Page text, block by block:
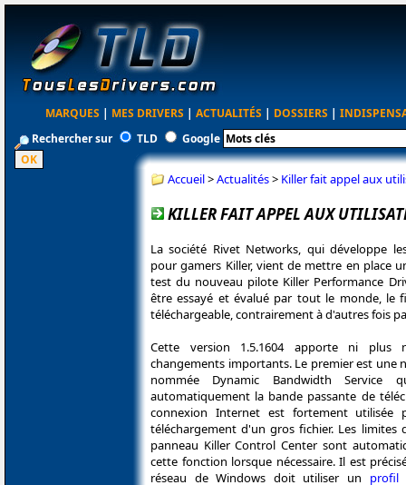
MARQUES | MES DRIVERS | ACTUALITÉS | DOSSIERS |
Rechercher sur
TLD Google
Accueil>Actualités> Killer fait appel aux
KILLER FAIT APPEL AUX
La société Rivet Networks, qui développe
pour gamers Killer, vient de mettre en place
test du nouveau pilote Killer Performance
être essayé et évalué par tout le monde, le
téléchargeable, contrairement à d'autres fois
Cette version 1.5.1604 apporte ni plus
changements importants. Le premier est une
nommée Dynamic Bandwidth Service
automatiquement la bande passante de
connexion Internet est fortement utilisée
téléchargement d'un gros fichier. Les limites
panneau Killer Control Center sont
cette fonction lorsque nécessaire. Il est
réseau de Windows doit utiliser un profil